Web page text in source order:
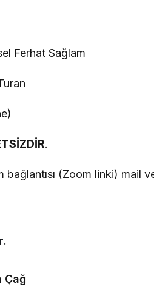
Ferhat Sağlam
.
bağlantısı (Zoom linki) mail
.
Çağ